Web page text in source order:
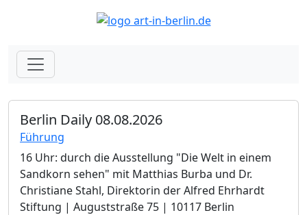
Berlin Daily 08.08.2026
Führung
16 Uhr: durch die Ausstellung "Die Welt in einem
Sandkorn sehen" mit Matthias Burba und Dr.
Christiane Stahl, Direktorin der Alfred Ehrhardt
Stiftung | Auguststraße 75 | 10117 Berlin